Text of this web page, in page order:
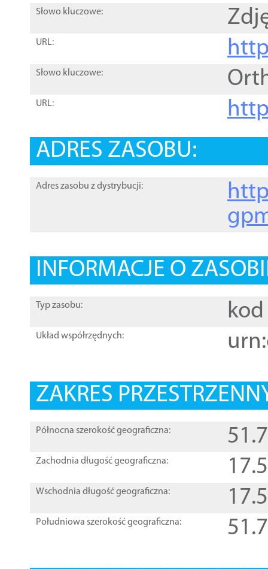
Słowo kluczowe:
URL:
Słowo kluczowe:
URL:
ADRES ZASOBU:
Adres zasobu z dystrybucji:
INFORMACJE O
Typ zasobu: kod
Układ współrzędnych:
ZAKRES
Północna szerokość geograficzna:
Zachodnia długość geograficzna:
Wschodnia długość geograficzna:
Południowa szerokość geograficzna: